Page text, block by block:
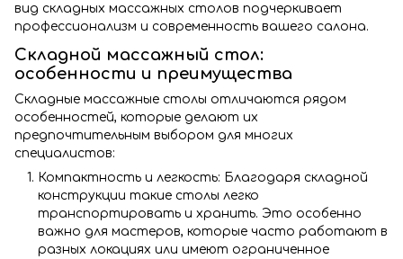
вид складных массажных столов подчеркивает
профессионализм и современность вашего салона.
Складной массажный стол:
особенности и преимущества
Складные массажные столы отличаются рядом
особенностей, которые делают их
предпочтительным выбором для многих
специалистов:
Компактность и легкость: Благодаря складной
конструкции такие столы легко
транспортировать и хранить. Это особенно
важно для мастеров, которые часто работают в
разных локациях или имеют ограниченное